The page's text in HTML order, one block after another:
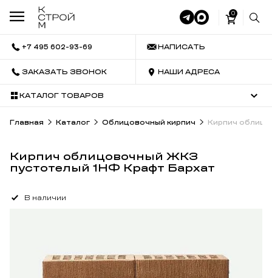
0
+7 495 602-93-69 НАПИСАТЬ
ЗАКАЗАТЬ ЗВОНОК НАШИ АДРЕСА
КАТАЛОГ ТОВАРОВ
Главная Каталог Облицовочный кирпич Кирпич
Кирпич облицовочный ЖКЗ
пустотелый 1НФ Крафт Бархат
В наличии